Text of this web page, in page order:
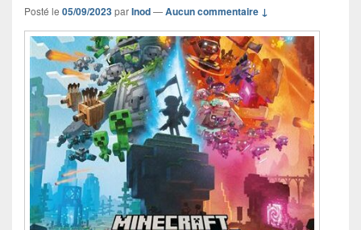
Posté le 05/09/2023parInod—Aucun commentaire ↓